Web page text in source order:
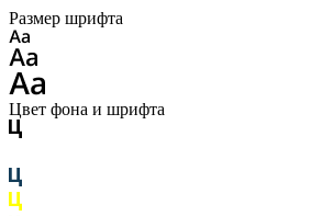
Размер шрифта
Цвет фона и шрифта